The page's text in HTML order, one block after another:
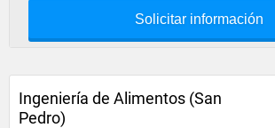
Solicitar información
Ingeniería de Alimentos (San
Pedro)